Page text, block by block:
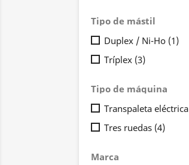
Tipo de mástil
Duplex / Ni-Ho (1)
Tríplex (3)
Tipo de máquina
Transpaleta eléctrica
Tres ruedas (4)
Marca